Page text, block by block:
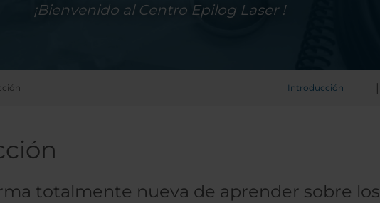
¡Bienvenido al Centro Epilog Laser !
Introducción
totalmente nueva de aprender sobre los